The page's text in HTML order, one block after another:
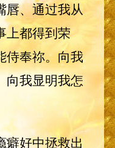
唇、通过我从
上都得到荣
侍奉祢。向我
向我显明我怎
癖好中拯救出